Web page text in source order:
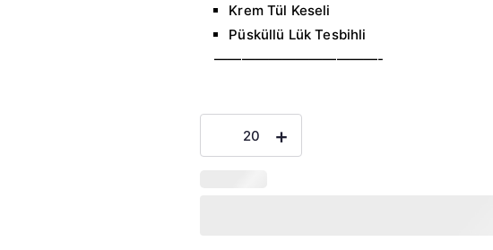
Krem Tül Keseli
Püsküllü Lük Tesbihli
————————————-
+